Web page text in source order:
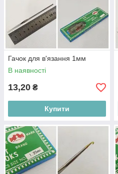
Гачок для в'язання 1мм
В наявності
13,20 ₴
Купити